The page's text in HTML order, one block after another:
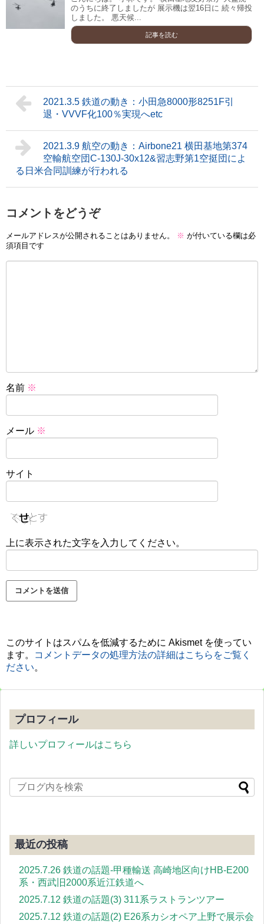
のうちに終了しましたが 展示機は翌16日に 続々帰投
しました。 悪天候...
記事を読む
2021.3.5 鉄道の動き：小田急8000形8251F引
退・VVVF化100％実現へetc
2021.3.9 航空の動き：Airbone21 横田基地第374
空輸航空団C-130J-30x12&習志野第1空挺団によ
る日米合同訓練が行われる
コメントをどうぞ
メールアドレスが公開されることはありません。 ※ が付いている欄は必
須項目です
名前 ※
メール ※
サイト
上に表示された文字を入力してください。
このサイトはスパムを低減するために Akismet を使ってい
ます。
コメントデータの処理方法の詳細はこちらをご覧く
ださい。
プロフィール
詳しいプロフィールはこちら
最近の投稿
2025.7.26 鉄道の話題-甲種輸送 高崎地区向けHB-E200
系・西武旧2000系近江鉄道へ
2025.7.12 鉄道の話題(3) 311系ラストランツアー
2025.7.12 鉄道の話題(2) E26系カシオペア上野で展示会